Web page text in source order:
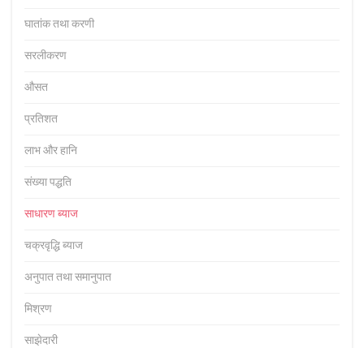
घातांक तथा करणी
सरलीकरण
औसत
प्रतिशत
लाभ और हानि
संख्या पद्धति
साधारण ब्याज
चक्रवृद्धि ब्याज
अनुपात तथा समानुपात
मिश्रण
साझेदारी